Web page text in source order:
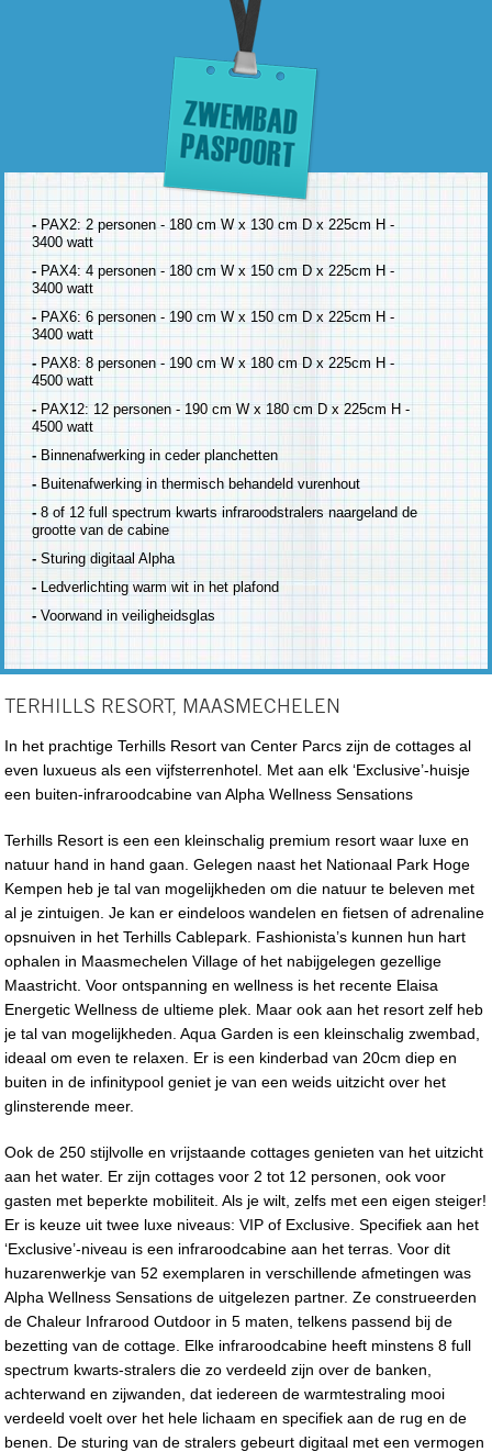
- PAX2: 2 personen - 180 cm W x 130 cm D x 225cm H -
3400 watt
- PAX4: 4 personen - 180 cm W x 150 cm D x 225cm H -
3400 watt
- PAX6: 6 personen - 190 cm W x 150 cm D x 225cm H -
3400 watt
-PAX8: 8 personen - 190 cm W x 180 cm D x 225cm H -
4500 watt
- PAX12: 12 personen - 190 cm W x 180 cm D x 225cm H -
4500 watt
- Binnenafwerking in ceder planchetten
- Buitenafwerking in thermisch behandeld vurenhout
-8 of 12 full spectrum kwarts infraroodstralers naargeland de
grootte van de cabine
-Sturing digitaal Alpha
-Ledverlichting warm wit in het plafond
-Voorwand in veiligheidsglas
TERHILLS RESORT, MAASMECHELEN
In het prachtige Terhills Resort van Center Parcs zijn de cottages al
even luxueus als een vijfsterrenhotel. Met aan elk ‘Exclusive’-huisje
een buiten-infraroodcabine van Alpha Wellness Sensations
Terhills Resort is een een kleinschalig premium resort waar luxe en
natuur hand in hand gaan. Gelegen naast het Nationaal Park Hoge
Kempen heb je tal van mogelijkheden om die natuur te beleven met
al je zintuigen. Je kan er eindeloos wandelen en fietsen of adrenaline
opsnuiven in het Terhills Cablepark. Fashionista’s kunnen hun hart
ophalen in Maasmechelen Village of het nabijgelegen gezellige
Maastricht. Voor ontspanning en wellness is het recente Elaisa
Energetic Wellness de ultieme plek. Maar ook aan het resort zelf heb
je tal van mogelijkheden. Aqua Garden is een kleinschalig zwembad,
ideaal om even te relaxen. Er is een kinderbad van 20cm diep en
buiten in de infinitypool geniet je van een weids uitzicht over het
glinsterende meer.
Ook de 250 stijlvolle en vrijstaande cottages genieten van het uitzicht
aan het water. Er zijn cottages voor 2 tot 12 personen, ook voor
gasten met beperkte mobiliteit. Als je wilt, zelfs met een eigen steiger!
Er is keuze uit twee luxe niveaus: VIP of Exclusive. Specifiek aan het
‘Exclusive’-niveau is een infraroodcabine aan het terras. Voor dit
huzarenwerkje van 52 exemplaren in verschillende afmetingen was
Alpha Wellness Sensations de uitgelezen partner. Ze construeerden
de Chaleur Infrarood Outdoor in 5 maten, telkens passend bij de
bezetting van de cottage. Elke infraroodcabine heeft minstens 8 full
spectrum kwarts-stralers die zo verdeeld zijn over de banken,
achterwand en zijwanden, dat iedereen de warmtestraling mooi
verdeeld voelt over het hele lichaam en specifiek aan de rug en de
benen. De sturing van de stralers gebeurt digitaal met een vermogen